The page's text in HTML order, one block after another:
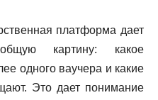
платформа дает
картину: какое
одного ваучера и какие
Это дает понимание